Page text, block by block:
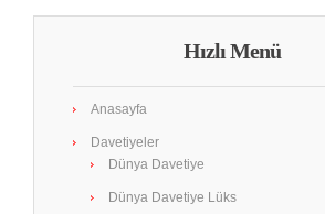
Hızlı Menü
Anasayfa
Davetiyeler
Dünya Davetiye
Dünya Davetiye Lüks